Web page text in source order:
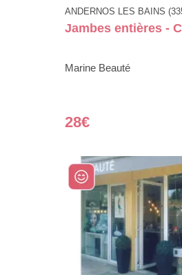
ANDERNOS LES BAINS
Jambes entières -
Marine Beauté
28€